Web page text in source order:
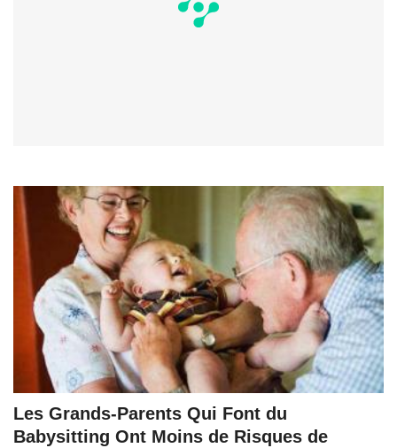
Les Grands-Parents Qui Font du
Babysitting Ont Moins de Risques de